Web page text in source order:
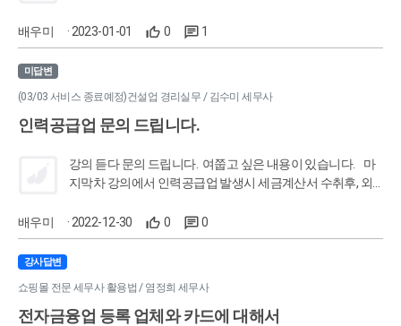
용보험료 산정할때, 하도급사의 노임대장을 받아서 신고한다
고 가정할때요 현장에 일용직,현장에서 고용된 상용직,본사
용직) 노임들도 원도급사에 보내는 건가요? 물론, 노무비율
로 하겠지만 궁금해서 문의 드립니다. 보수총액 신고도 빨리
배우미 · 2023-01-01 0 1
미답변
(03/03 서비스 종료예정)건설업 경리실무 / 김수미 세무사
인력공급업 문의 드립니다.
강의 듣다 문의 드립니다. 여쭙고 싶은 내용이 있습니다. 마
지막차 강의에서 인력공급업 발생시 세금계산서 수취후, 외
고 노무비 처리해서 보수총액 계산시 100%를 반영하라고 말
씀 하셨는데요. 1)외주비 처리는 안되는 건가요? 2)노임 처
견업체 직원인데, 건설사가 노임신고를 해야 하는 건가요? 3)
노임신고를 한다면, 일용직 관련 신고하고 4대보험 신고까지
배우미 · 2022-12-30 0 0
강사답변
쇼핑몰 전문 세무사 활용법 / 염정희 세무사
전자금융업 등록 업체와 카드에 대해서